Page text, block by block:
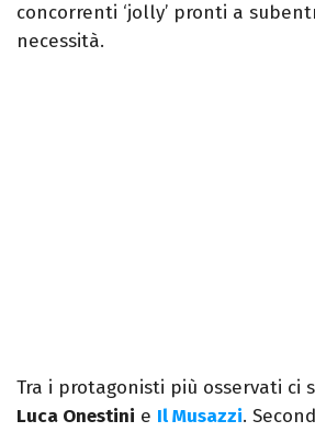
concorrenti ‘jolly’ pronti a
necessità.
Tra i protagonisti più osservati ci
Luca Onestini e Il Musazzi.